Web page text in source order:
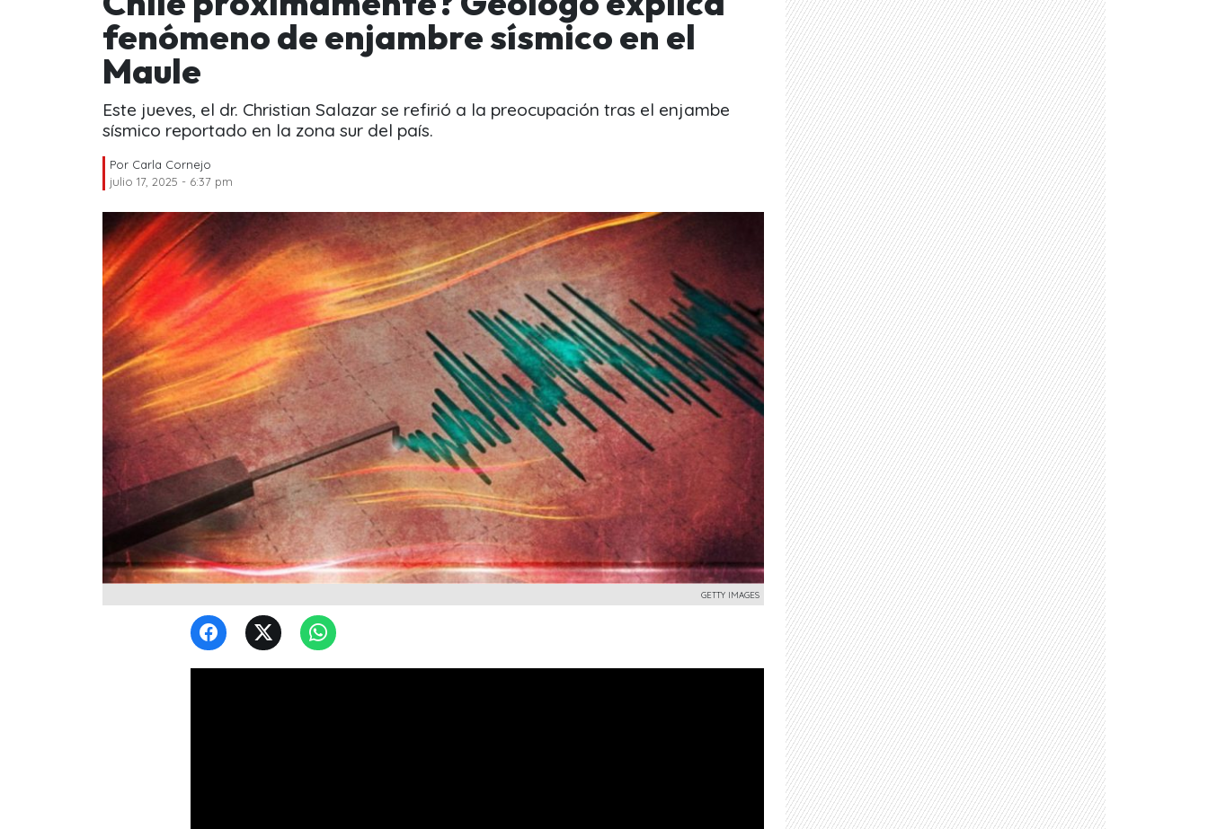
fenómeno de enjambre sísmico en el
Maule
Este jueves, el dr. Christian Salazar se refirió a la preocupación tras el enjambe
sísmico reportado en la zona sur del país.
Por Carla Cornejo
julio 17, 2025 - 6:37 pm
GETTY IMAGES